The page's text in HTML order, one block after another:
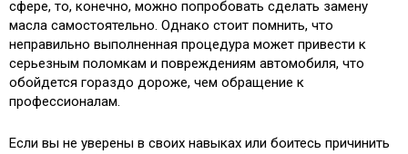
сфере, то, конечно, можно попробовать сделать замену
масла самостоятельно. Однако стоит помнить, что
неправильно выполненная процедура может привести к
серьезным поломкам и повреждениям автомобиля, что
обойдется гораздо дороже, чем обращение к
профессионалам.
Если вы не уверены в своих навыках или боитесь причинить